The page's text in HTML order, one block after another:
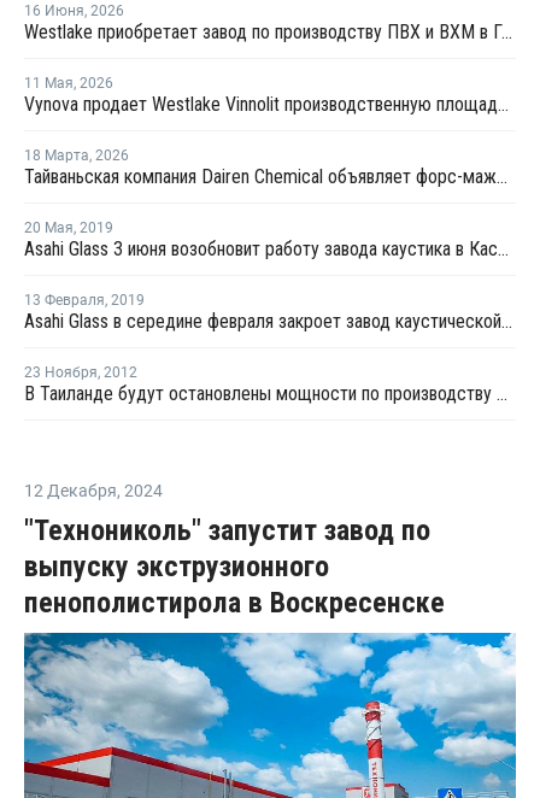
16 Июня, 2026
Westlake приобретает завод по производству ПВХ и ВХМ в Германии
11 Мая, 2026
Vynova продает Westlake Vinnolit производственную площадку по выпуску ВХМ и ПВХ в Германии
18 Марта, 2026
Тайваньская компания Dairen Chemical объявляет форс-мажор в связи с перебоями в поставках сырья
20 Мая, 2019
Asahi Glass 3 июня возобновит работу завода каустика в Касиме после плановой профилактики
13 Февраля, 2019
Asahi Glass в середине февраля закроет завод каустической соды в Тибе на плановую профилактику
23 Ноября, 2012
В Таиланде будут остановлены мощности по производству ВХМ и ПВД
12 Декабря, 2024
"Технониколь" запустит завод по
выпуску экструзионного
пенополистирола в Воскресенске